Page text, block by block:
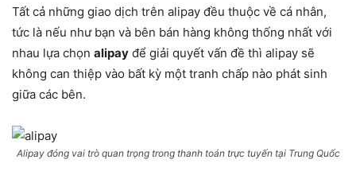
Tất cả những giao dịch trên alipay đều thuộc về cá nhân,
tức là nếu như bạn và bên bán hàng không thống nhất với
nhau lựa chọn alipay để giải quyết vấn đề thì alipay sẽ
không can thiệp vào bất kỳ một tranh chấp nào phát sinh
giữa các bên.
Alipay đóng vai trò quan trọng trong thanh toán trực tuyến tại Trung Quốc